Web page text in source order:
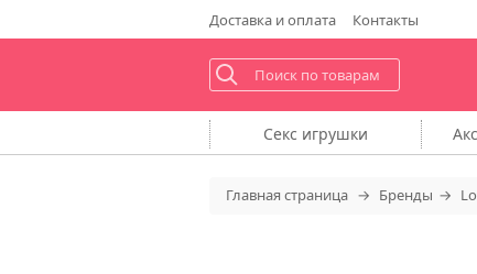
Доставкаи оплата Контакты
Секс игрушки
Главная страница Бренды